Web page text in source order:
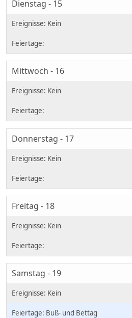
Dienstag - 15
Mittwoch - 16
Donnerstag - 17
Freitag - 18
Samstag - 19
Buß- und Bettag